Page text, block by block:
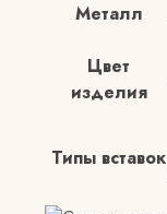
Металл
Цвет
изделия
Типы вставок